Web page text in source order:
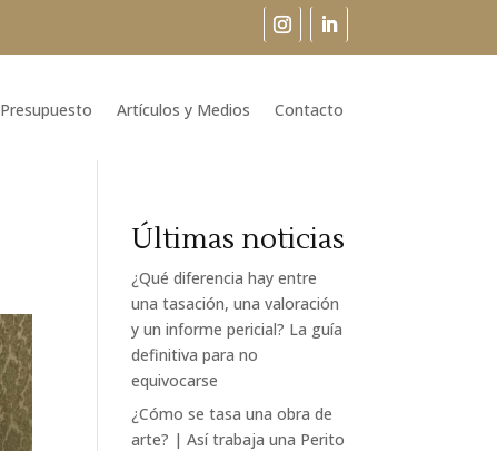
Presupuesto Artículos y Medios Contacto
Últimas noticias
¿Qué diferencia hay entre
una tasación, una valoración
y un informe pericial? La guía
definitiva para no
equivocarse
¿Cómo se tasa una obra de
arte? | Así trabaja una Perito